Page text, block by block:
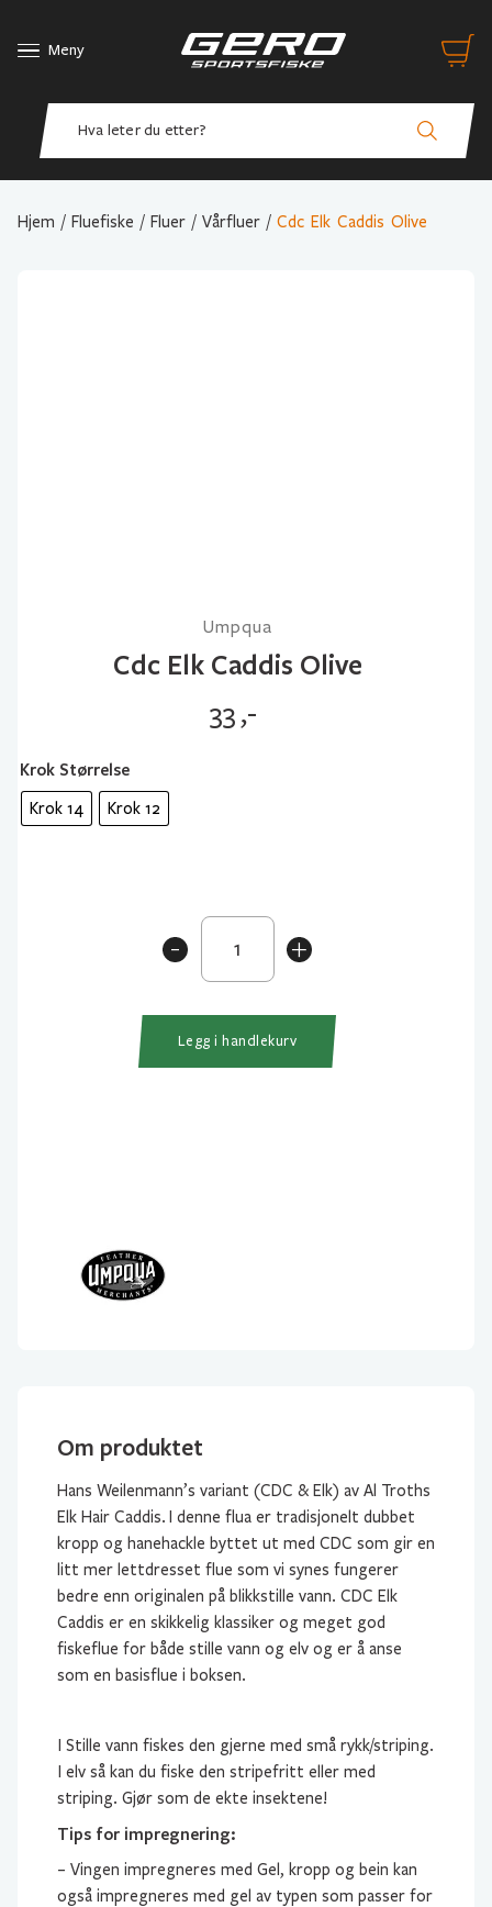
Meny
Hjem / Fluefiske / Fluer / Vårfluer / Cdc Elk Caddis Olive
Umpqua
Cdc Elk Caddis Olive
33,-
Krok Størrelse
Krok 14 Krok 12
+
Elk
Caddis
antall
-
Legg i handlekurv
Om produktet
Hans Weilenmann’s variant (CDC & Elk) av Al Troths
Elk Hair Caddis. I denne flua er tradisjonelt dubbet
kropp og hanehackle byttet ut med CDC som gir en
litt mer lettdresset flue som vi synes fungerer
bedre enn originalen på blikkstille vann. CDC Elk
Caddis er en skikkelig klassiker og meget god
fiskeflue for både stille vann og elv og er å anse
som en basisflue i boksen.
I Stille vann fiskes den gjerne med små rykk/striping.
I elv så kan du fiske den stripefritt eller med
striping. Gjør som de ekte insektene!
Tips for impregnering:
– Vingen impregneres med Gel, kropp og bein kan
også impregneres med gel av typen som passer for